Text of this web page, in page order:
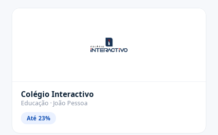
Colégio Interactivo
Educação · João Pessoa
Até 23%